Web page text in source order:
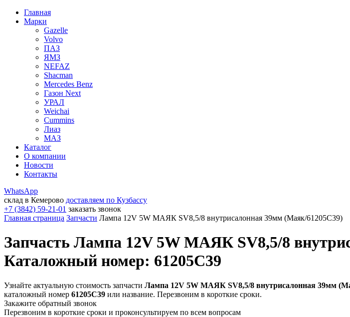
Главная
Марки
Gazelle
Volvo
ПАЗ
ЯМЗ
NEFAZ
Shacman
Mercedes Benz
Газон Next
УРАЛ
Weichai
Cummins
Лиаз
МАЗ
Каталог
О компании
Новости
Контакты
WhatsApp
склад в Кемерово доставляем по Кузбассу
+7 (3842) 59-21-01 заказать звонок
Главная страница Запчасти Лампа 12V 5W МАЯК SV8,5/8 внутрисалонная 39мм (Маяк/61205C39)
Запчасть Лампа 12V 5W МАЯК SV8,5/8
Каталожный номер: 61205C39
Узнайте актуальную стоимость запчасти Лампа 12V 5W МАЯК SV8,5/8 внутрисалонная 39мм
каталожный номер 61205C39 или название. Перезвоним в короткие сроки.
Закажите обратный звонок
Перезвоним в короткие сроки и проконсультируем по всем вопросам